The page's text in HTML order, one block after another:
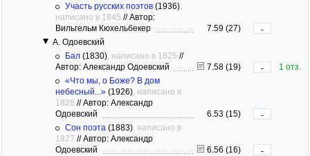
Участь русских поэтов (1936)
написано в 1845 //Автор:
Вильгельм Кюхельбекер
7.59 (27)
-
А. Одоевский
Бал (1830) , написано в 1825 //
Автор: Александр Одоевский
7.58 (19) -
1 отз.
«Что мы, о Боже? В дом
небесный...» (1926) , написано в
1826 //Автор: Александр
Одоевский
6.53 (15)
-
Сон поэта (1883) , написано в
1827 //Автор: Александр
Одоевский
6.56 (16)
-